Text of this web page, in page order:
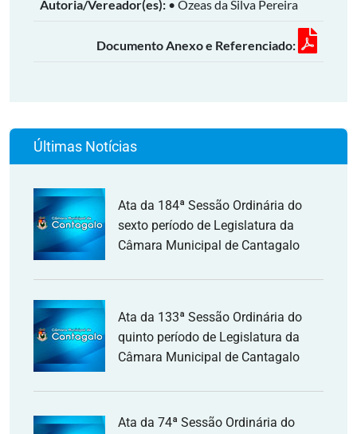
Autoria/Vereador(es): • Ozeas da Silva Pereira
Documento Anexo e Referenciado:
Últimas Notícias
Ata da 184ª Sessão Ordinária do
sexto período de Legislatura da
Câmara Municipal de Cantagalo
Ata da 133ª Sessão Ordinária do
quinto período de Legislatura da
Câmara Municipal de Cantagalo
Ata da 74ª Sessão Ordinária do